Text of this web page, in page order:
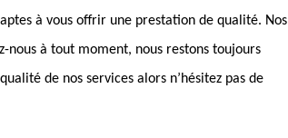
à vous offrir une prestation de qualité. Nos
nous à tout moment, nous restons toujours
de nos services alors n’hésitez pas de